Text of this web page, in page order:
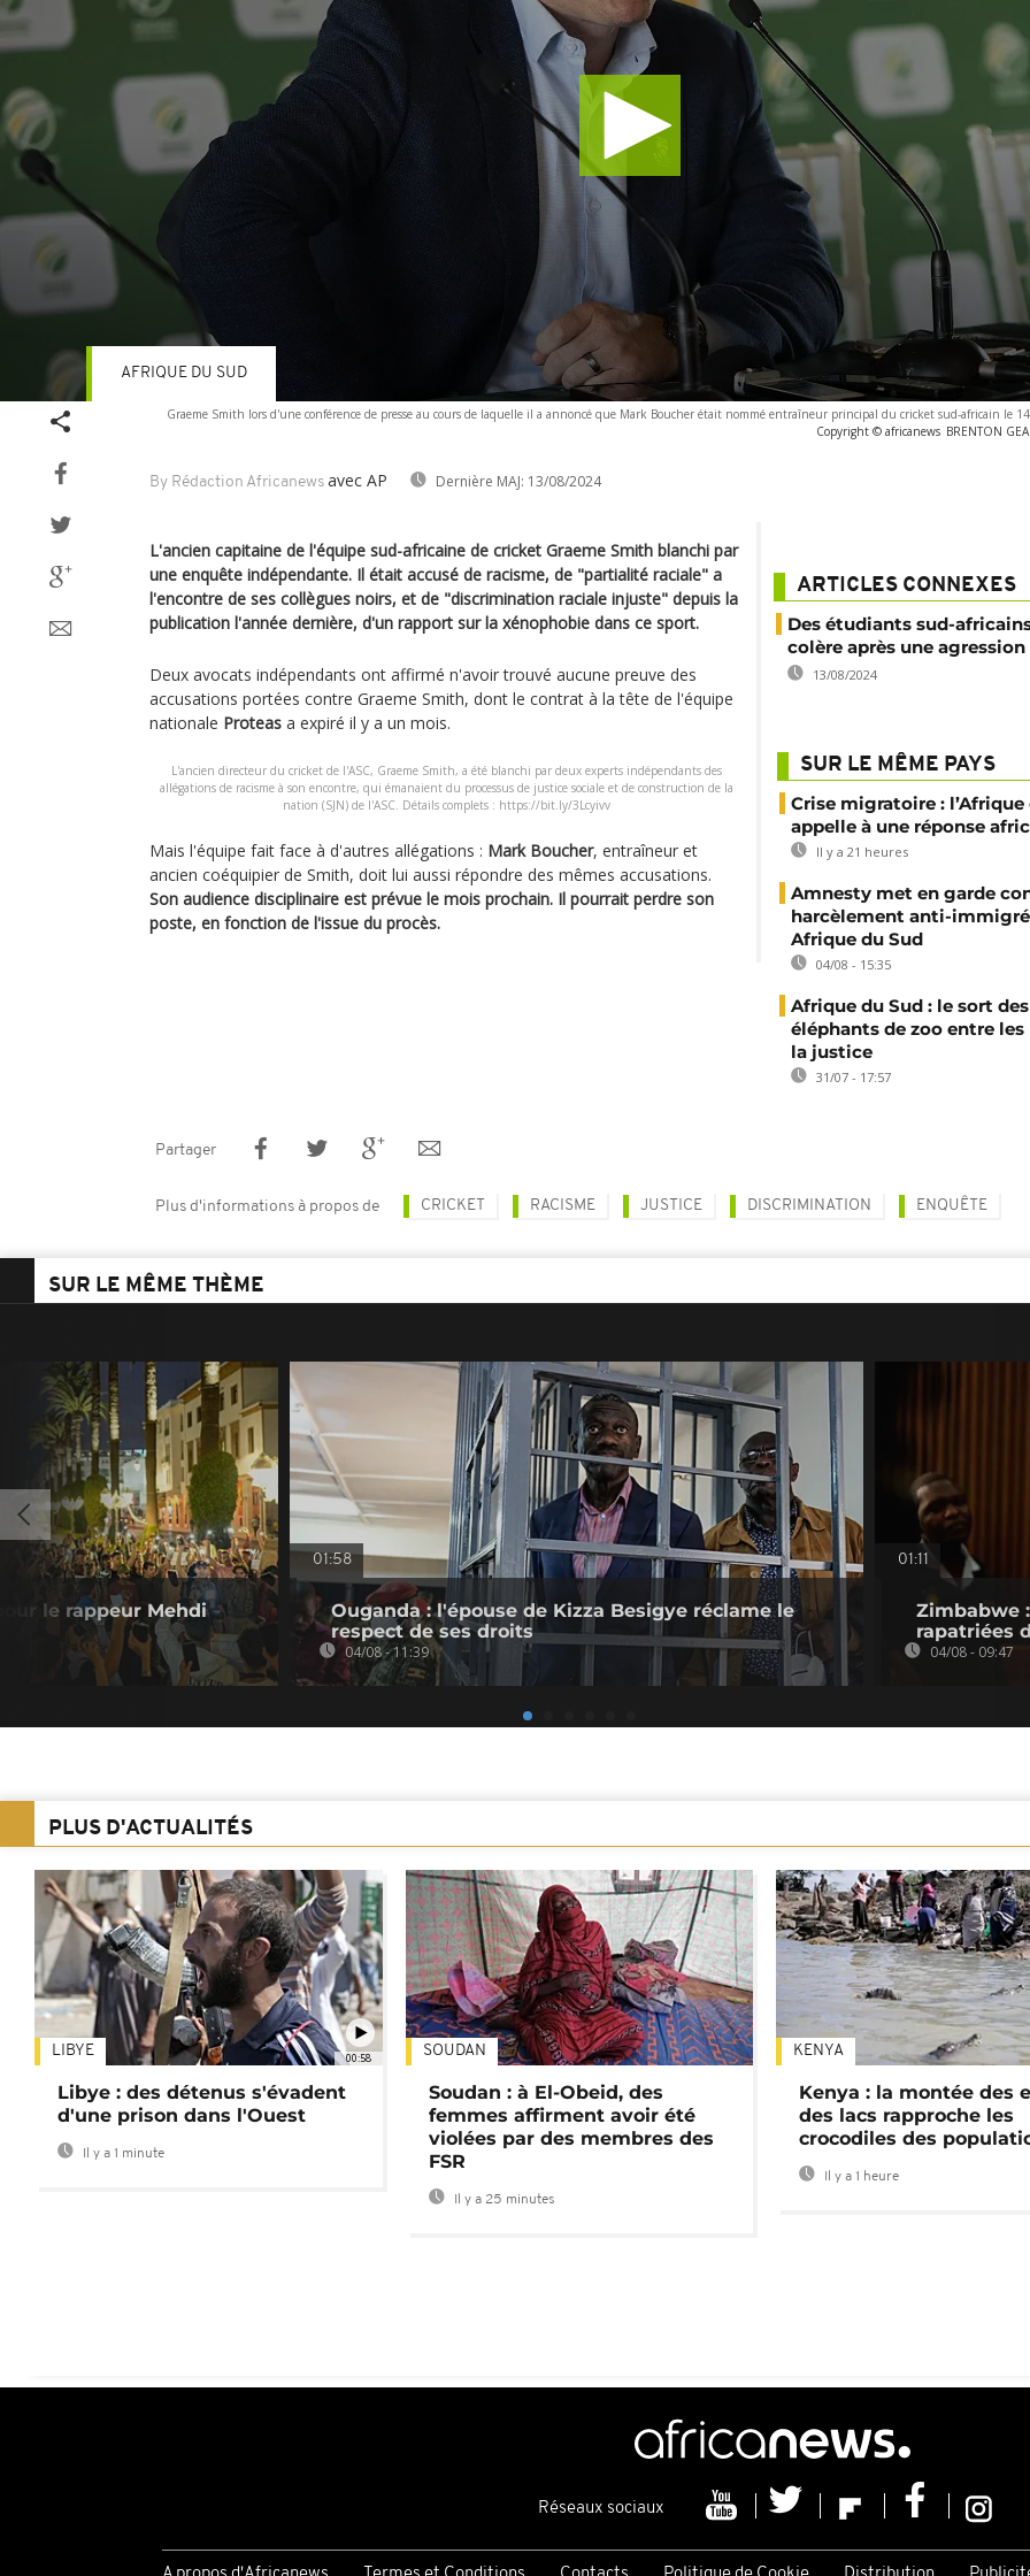
Graeme Smith lors d'une conférence de presse au cours de laquelle il a annoncé que Mark Boucher était nommé entraîneur principal du cricket sud-africain le
Copyright © africanews BRENTON
By Rédaction Africanews avec AP Dernière MAJ: 13/08/2024
AFRIQUE DU SUD
L'ancien capitaine de l'équipe sud-africaine de cricket Graeme Smith blanchi par
une enquête indépendante. Il était accusé de racisme, de "partialité raciale" a
l'encontre de ses collègues noirs, et de "discrimination raciale injuste" depuis la
publication l'année dernière, d'un rapport sur la xénophobie dans ce sport.
Deux avocats indépendants ont affirmé n'avoir trouvé aucune preuve des
accusations portées contre Graeme Smith, dont le contrat à la tête de l'équipe
nationale Proteas a expiré il y a un mois.
L'ancien directeur du cricket de l'ASC, Graeme Smith, a été blanchi par deux experts indépendants des
allégations de racisme à son encontre, qui émanaient du processus de justice sociale et de construction de la
nation (SJN) de l'ASC. Détails complets : https://bit.ly/3Lcyivv
Mais l'équipe fait face à d'autres allégations : Mark Boucher, entraîneur et
ancien coéquipier de Smith, doit lui aussi répondre des mêmes accusations.
Son audience disciplinaire est prévue le mois prochain. Il pourrait perdre son
poste, en fonction de l'issue du procès.
ARTICLES CONNEXES
Des étudiants sud-
colère après une
13/08/2024
SUR LE MÊME PAYS
Crise migratoire : l’Afrique
appelle à une réponse
Il y a 21 heures
Amnesty met en garde
harcèlement anti-
Afrique du Sud
04/08 - 15:35
Afrique du Sud : le sort
éléphants de zoo entre les
la justice
31/07 - 17:57
Partager
Plus d'informations à propos de CRICKET RACISME JUSTICE DISCRIMINATION ENQUÊTE
SUR LE MÊME THÈME
le rappeur Mehdi
01:58
Ouganda : l'épouse de Kizza Besigye réclame le
respect de ses droits
04/08 - 11:39
01:11
Zimbabwe
rapatriées
04/08 - 09:47
PLUS D'ACTUALITÉS
00:58
LIBYE
Libye : des détenus s'évadent
d'une prison dans l'Ouest
Il y a 1 minute
SOUDAN
Soudan : à El-Obeid, des
femmes affirment avoir été
violées par des membres des
FSR
Il y a 25 minutes
KENYA
Kenya : la montée des
des lacs rapproche les
crocodiles des
Il y a 1 heure
Réseaux sociaux